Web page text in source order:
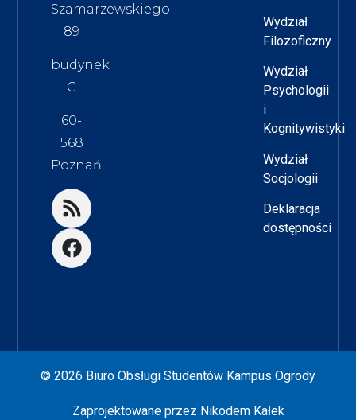
Szamarzewskiego
89
budynek
C
60-
568
Poznań
Wydział
Filozoficzny
Wydział
Psychologii
i
Kognitywistyki
Wydział
Socjologii
Deklaracja
dostępności
© 2026 Biuro Obsługi Studentów Kampus Ogrody
Zaprojektowane przez Nikodem Kałek